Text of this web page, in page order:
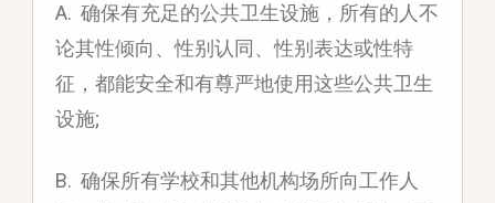
A. 确保有充足的公共卫生设施，所有的人不
论其性倾向、性别认同、性别表达或性特
征，都能安全和有尊严地使用这些公共卫生
设施;
B. 确保所有学校和其他机构场所向工作人